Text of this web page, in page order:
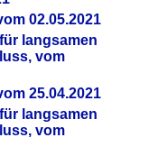
02.05.2021
langsamen
vom
25.04.2021
langsamen
vom